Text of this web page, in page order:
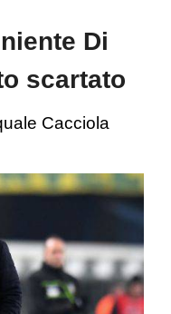
Di
scartato
Cacciola